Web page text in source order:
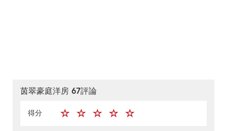
茵翠豪庭洋房 67評論
得分